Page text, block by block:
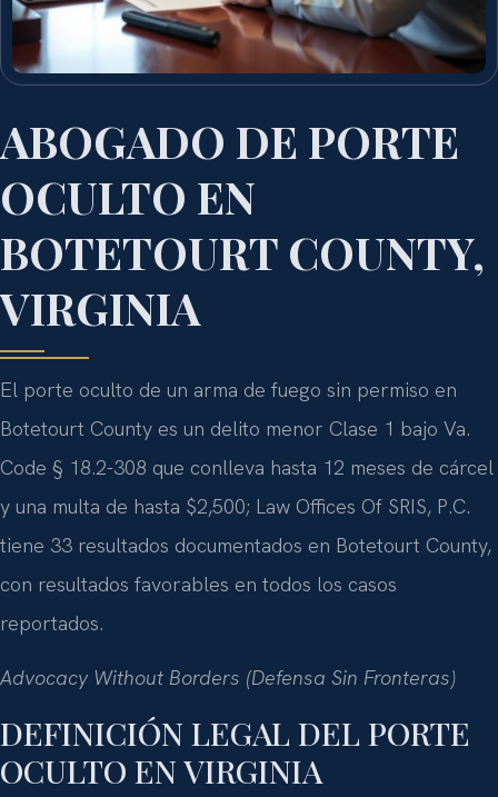
ABOGADO DE PORTE
OCULTO EN
BOTETOURT COUNTY,
VIRGINIA
El porte oculto de un arma de fuego sin permiso en
Botetourt County es un delito menor Clase 1 bajo Va.
Code § 18.2-308 que conlleva hasta 12 meses de cárcel
y una multa de hasta $2,500; Law Offices Of SRIS, P.C.
tiene 33 resultados documentados en Botetourt County,
con resultados favorables en todos los casos
reportados.
Advocacy Without Borders (Defensa Sin Fronteras)
DEFINICIÓN LEGAL DEL PORTE
OCULTO EN VIRGINIA